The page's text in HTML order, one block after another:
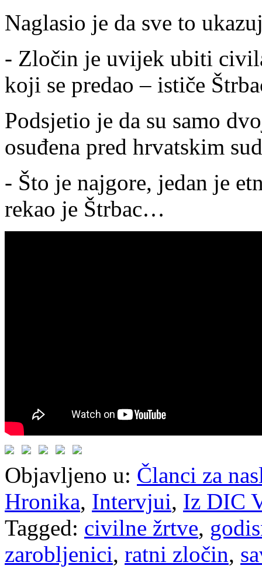
Naglasio je da sve to
- Zločin je uvijek ubiti
koji se predao – ističe
Podsjetio je da su samo
osuđena pred hrvatskim
- Što je najgore, jedan je
rekao je Štrbac…
Objavljeno u: Članci za
Hronika, Intervjui, Iz DIC
Tagged: civilne žrtve,
zarobljenici, ratni zločin,